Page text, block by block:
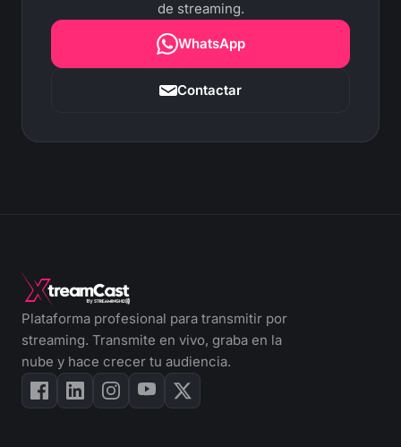
de streaming.
WhatsApp
Contactar
Plataforma profesional para transmitir por
streaming. Transmite en vivo, graba en la
nube y hace crecer tu audiencia.